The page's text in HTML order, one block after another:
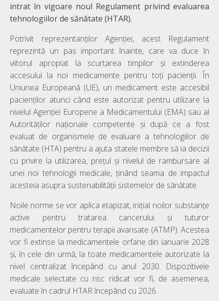
intrat în vigoare noul Regulament privind evaluarea
tehnologiilor de sănătate (HTAR).
Potrivit reprezentanților Agenției, acest Regulament
reprezintă un pas important înainte, care va duce în
viitorul apropiat la scurtarea timpilor și extinderea
accesului la noi medicamente pentru toți pacienții. În
Uniunea Europeană (UE), un medicament este accesibil
pacienților atunci când este autorizat pentru utilizare la
nivelul Agenției Europene a Medicamentului (EMA) sau al
Autorităților naționale competente și după ce a fost
evaluat de organismele de evaluare a tehnologiilor de
sănătate (HTA) pentru a ajuta statele membre să ia decizii
cu privire la utilizarea, prețul și nivelul de rambursare al
unei noi tehnologii medicale, ținând seama de impactul
acesteia asupra sustenabilității sistemelor de sănătate.
Noile norme se vor aplica etapizat, inițial noilor substanțe
active pentru tratarea cancerului și tuturor
medicamentelor pentru terapii avansate (ATMP). Acestea
vor fi extinse la medicamentele orfane din ianuarie 2028
și, în cele din urmă, la toate medicamentele autorizate la
nivel centralizat începând cu anul 2030. Dispozitivele
medicale selectate cu risc ridicat vor fi, de asemenea,
evaluate în cadrul HTAR începând cu 2026.